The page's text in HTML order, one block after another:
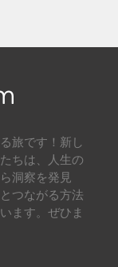
旅です！新し
ちは、人生の
洞察を発見
つながる方法
ます。ぜひま